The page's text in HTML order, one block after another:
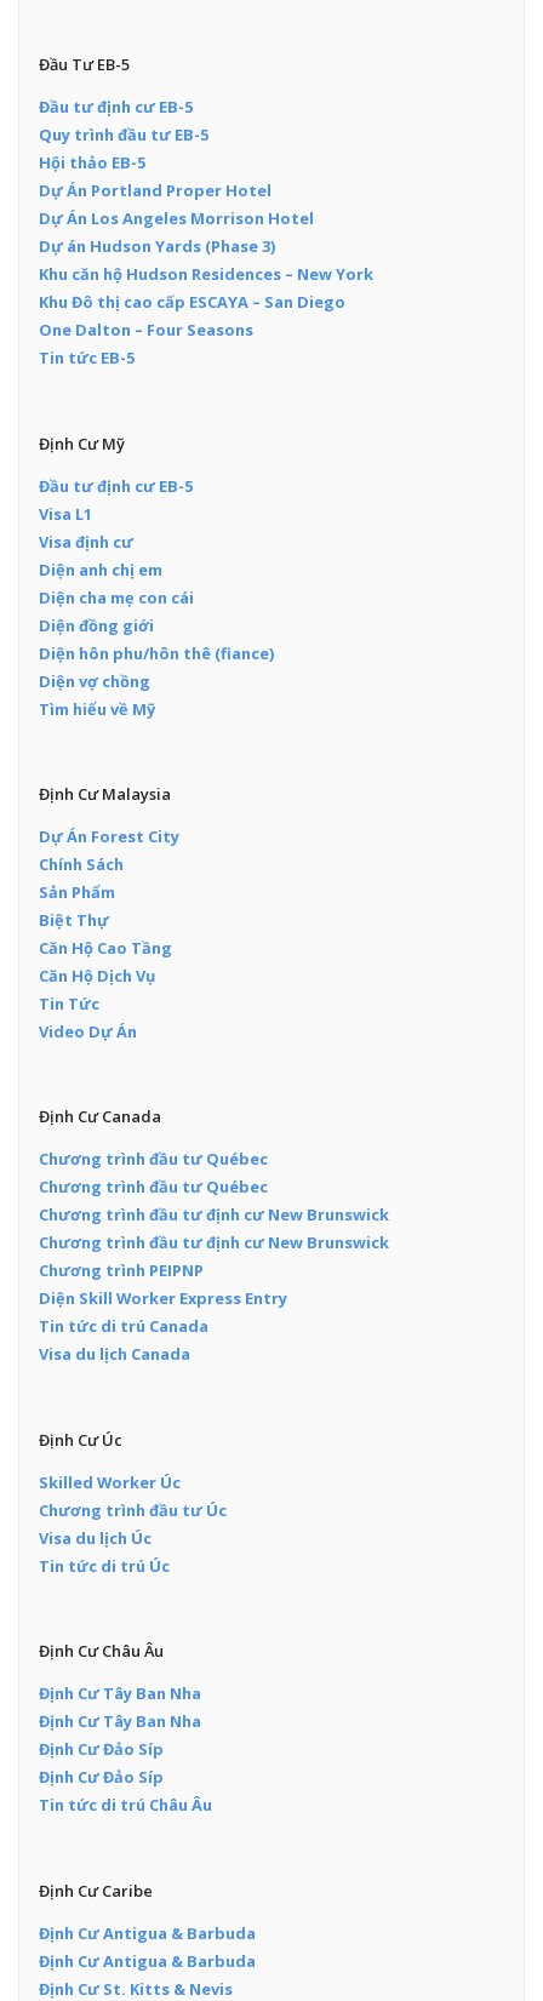
Đầu Tư EB-5
Đầu tư định cư EB-5
Quy trình đầu tư EB-5
Hội thảo EB-5
Dự Án Portland Proper Hotel
Dự Án Los Angeles Morrison Hotel
Dự án Hudson Yards (Phase 3)
Khu căn hộ Hudson Residences – New York
Khu Đô thị cao cấp ESCAYA – San Diego
One Dalton – Four Seasons
Tin tức EB-5
Định Cư Mỹ
Đầu tư định cư EB-5
Visa L1
Visa định cư
Diện anh chị em
Diện cha mẹ con cái
Diện đồng giới
Diện hôn phu/hôn thê (fiance)
Diện vợ chồng
Tìm hiểu về Mỹ
Định Cư Malaysia
Dự Án Forest City
Chính Sách
Sản Phẩm
Biệt Thự
Căn Hộ Cao Tầng
Căn Hộ Dịch Vụ
Tin Tức
Video Dự Án
Định Cư Canada
Chương trình đầu tư Québec
Chương trình đầu tư Québec
Chương trình đầu tư định cư New Brunswick
Chương trình đầu tư định cư New Brunswick
Chương trình PEIPNP
Diện Skill Worker Express Entry
Tin tức di trú Canada
Visa du lịch Canada
Định Cư Úc
Skilled Worker Úc
Chương trình đầu tư Úc
Visa du lịch Úc
Tin tức di trú Úc
Định Cư Châu Âu
Định Cư Tây Ban Nha
Định Cư Tây Ban Nha
Định Cư Đảo Síp
Định Cư Đảo Síp
Tin tức di trú Châu Âu
Định Cư Caribe
Định Cư Antigua & Barbuda
Định Cư Antigua & Barbuda
Định Cư St. Kitts & Nevis